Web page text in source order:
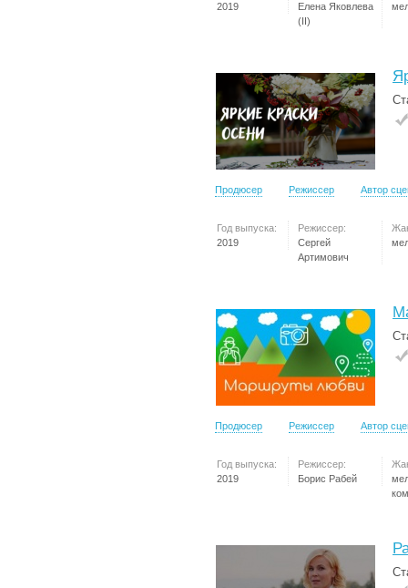
2019
Елена Яковлева
(II)
Продюсер Режиссер Автор
Год выпуска:
2019
Режиссер:
Сергей
Артимович
Продюсер Режиссер Автор
Год выпуска:
2019
Режиссер:
Борис Рабей